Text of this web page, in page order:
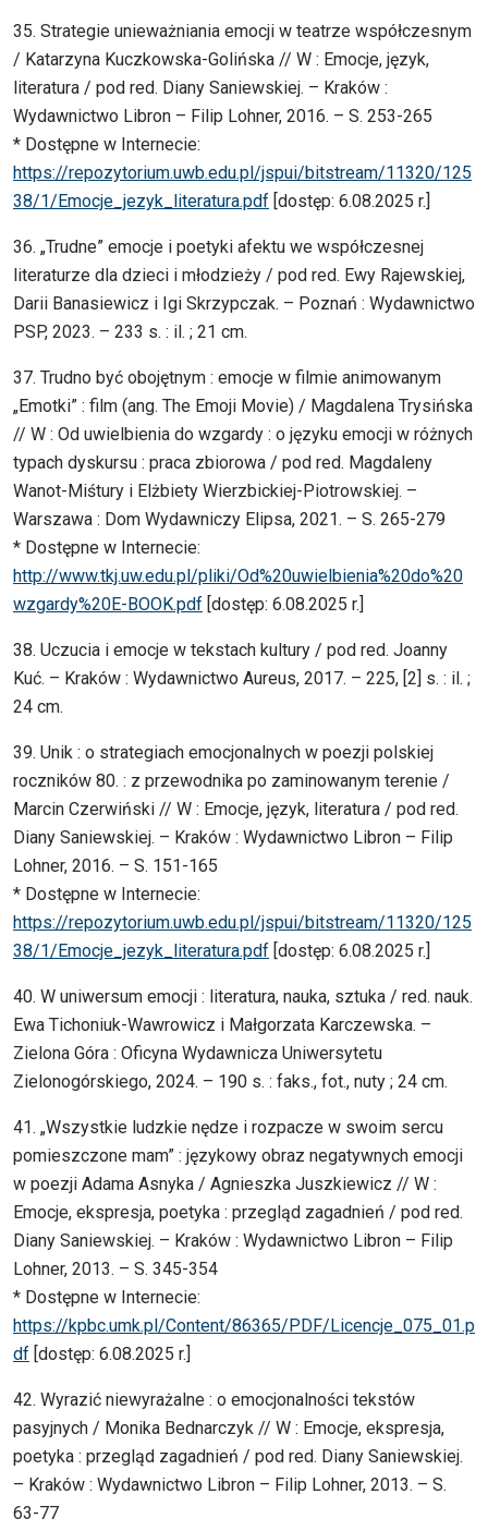
35. Strategie unieważniania emocji w teatrze współczesnym
/ Katarzyna Kuczkowska-Golińska // W : Emocje, język,
literatura / pod red. Diany Saniewskiej. – Kraków :
Wydawnictwo Libron – Filip Lohner, 2016. – S. 253-265
* Dostępne w Internecie:
https://repozytorium.uwb.edu.pl/jspui/bitstream/11320/125
38/1/Emocje_jezyk_literatura.pdf [dostęp: 6.08.2025 r.]
36. „Trudne” emocje i poetyki afektu we współczesnej
literaturze dla dzieci i młodzieży / pod red. Ewy Rajewskiej,
Darii Banasiewicz i Igi Skrzypczak. – Poznań : Wydawnictwo
PSP, 2023. – 233 s. : il. ; 21 cm.
37. Trudno być obojętnym : emocje w filmie animowanym
„Emotki” : film (ang. The Emoji Movie) / Magdalena Trysińska
// W : Od uwielbienia do wzgardy : o języku emocji w różnych
typach dyskursu : praca zbiorowa / pod red. Magdaleny
Wanot-Miśtury i Elżbiety Wierzbickiej-Piotrowskiej. –
Warszawa : Dom Wydawniczy Elipsa, 2021. – S. 265-279
* Dostępne w Internecie:
http://www.tkj.uw.edu.pl/pliki/Od%20uwielbienia%20do%20
wzgardy%20E-BOOK.pdf [dostęp: 6.08.2025 r.]
38. Uczucia i emocje w tekstach kultury / pod red. Joanny
Kuć. – Kraków : Wydawnictwo Aureus, 2017. – 225, [2] s. : il. ;
24 cm.
39. Unik : o strategiach emocjonalnych w poezji polskiej
roczników 80. : z przewodnika po zaminowanym terenie /
Marcin Czerwiński // W : Emocje, język, literatura / pod red.
Diany Saniewskiej. – Kraków : Wydawnictwo Libron – Filip
Lohner, 2016. – S. 151-165
* Dostępne w Internecie:
https://repozytorium.uwb.edu.pl/jspui/bitstream/11320/125
38/1/Emocje_jezyk_literatura.pdf [dostęp: 6.08.2025 r.]
40. W uniwersum emocji : literatura, nauka, sztuka / red. nauk.
Ewa Tichoniuk-Wawrowicz i Małgorzata Karczewska. –
Zielona Góra : Oficyna Wydawnicza Uniwersytetu
Zielonogórskiego, 2024. – 190 s. : faks., fot., nuty ; 24 cm.
41. „Wszystkie ludzkie nędze i rozpacze w swoim sercu
pomieszczone mam” : językowy obraz negatywnych emocji
w poezji Adama Asnyka / Agnieszka Juszkiewicz // W :
Emocje, ekspresja, poetyka : przegląd zagadnień / pod red.
Diany Saniewskiej. – Kraków : Wydawnictwo Libron – Filip
Lohner, 2013. – S. 345-354
* Dostępne w Internecie:
https://kpbc.umk.pl/Content/86365/PDF/Licencje_075_01.p
df [dostęp: 6.08.2025 r.]
42. Wyrazić niewyrażalne : o emocjonalności tekstów
pasyjnych / Monika Bednarczyk // W : Emocje, ekspresja,
poetyka : przegląd zagadnień / pod red. Diany Saniewskiej.
– Kraków : Wydawnictwo Libron – Filip Lohner, 2013. – S.
63-77